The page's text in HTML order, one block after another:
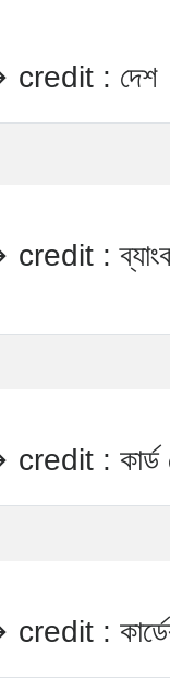
: দেশ
: ব্যাংক
: কার্ড
: